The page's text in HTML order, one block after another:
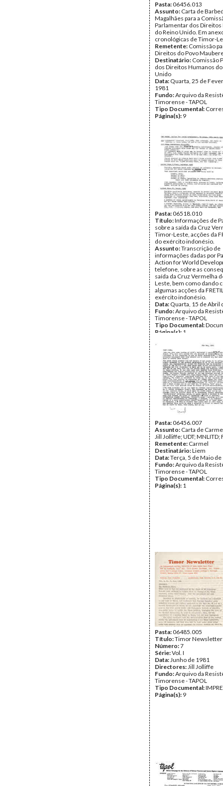
Pasta:06456.013
Assunto: Carta de
Magalhães para a
Parlamentar dos
do Reino Unido. Em
cronológicas de Timor-
Remetente: Comissão
Direitos do Povo
Destinatário: Comissão
dos Direitos Humanos
Unido
Data: Quarta, 25 de
1981
Fundo:Arquivo da
Timorense - TAPOL
Tipo Documental:
Página(s): 9
Pasta:06518.010
Título:Informações de
sobre a saída da Cruz
Timor-Leste, acções da
do exército indonésio.
Assunto:Transcrição de
informações dadas por
Action for World
telefone, sobre as
saída da Cruz Vermelha
Leste, bem como dando
algumas acções da
exército indonésio.
Data: Quarta, 15 de Abril
Fundo:Arquivo da
Timorense - TAPOL
Tipo Documental:
Página(s): 1
Pasta:06456.007
Assunto: Carta de
Jill Jolliffe; UDT; MNLITD;
Remetente: Carmel
Destinatário:Liem
Data:Terça, 5 de Maio
Fundo:Arquivo da
Timorense - TAPOL
Tipo Documental:
Página(s): 1
Pasta:06485.005
Título:Timor Newsletter
Número:7
Série:Vol. I
Data:Junho de 1981
Directores:Jill Jolliffe
Fundo:Arquivo da
Timorense - TAPOL
Tipo Documental:
Página(s): 9